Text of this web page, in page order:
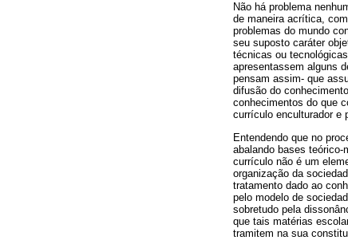
Não há problema
de maneira acrítica,
problemas do mundo
seu suposto caráter
técnicas ou
apresentassem alguns
pensam assim- que
difusão do
conhecimentos do que
currículo enculturador e
Entendendo que no
abalando bases
currículo não é um
organização da
tratamento dado ao
pelo modelo de
sobretudo pela
que tais matérias
tramitem na sua